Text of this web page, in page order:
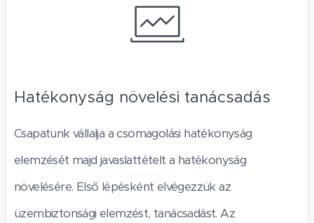
Hatékonyság növelési tanácsadás
Csapatunk vállalja a csomagolási hatékonyság
elemzését majd javaslattételt a hatékonyság
növelésére. Első lépésként elvégezzük az
üzembiztonsági elemzést, tanácsadást. Az